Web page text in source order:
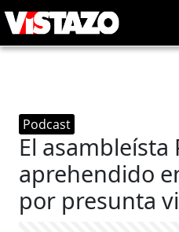
Podcast
El asambleísta
aprehendido
por presunta